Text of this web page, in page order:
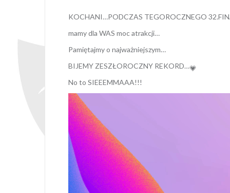
KOCHANI…PODCZAS TEGOROCZNEGO
mamy dla WAS moc atrakcji…
Pamiętajmy o najważniejszym…
BIJEMY ZESZŁOROCZNY REKORD…
No to SIEEEMMAAA!!!